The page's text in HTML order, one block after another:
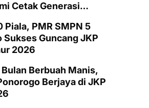
Cetak Generasi
Piala, PMR SMPN 5
Sukses Guncang JKP
2026
Berbuah Manis,
Berjaya di JKP